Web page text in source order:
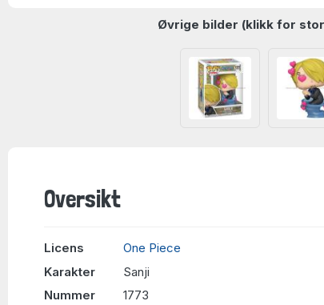
Øvrige bilder (klikk for
Oversikt
Licens
One Piece
Karakter
Sanji
Nummer
1773